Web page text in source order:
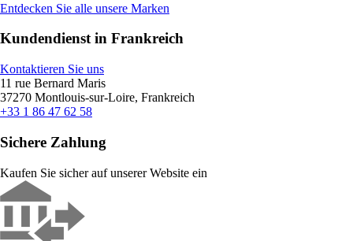
Entdecken Sie alle unsere Marken
Kundendienst in Frankreich
Kontaktieren Sie uns
11 rue Bernard Maris
37270 Montlouis-sur-Loire, Frankreich
+33 1 86 47 62 58
Sichere Zahlung
Kaufen Sie sicher auf unserer Website ein